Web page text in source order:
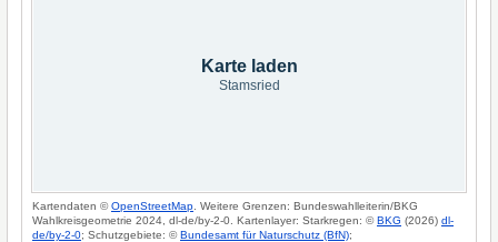
Karte laden
Stamsried
Kartendaten ©OpenStreetMap . Weitere Grenzen: Bundeswahlleiterin/BKG
Wahlkreisgeometrie 2024, dl-de/by-2-0. Kartenlayer: Starkregen: ©BKG (2026) dl-
de/by-2-0; Schutzgebiete: ©Bundesamt für Naturschutz (BfN);